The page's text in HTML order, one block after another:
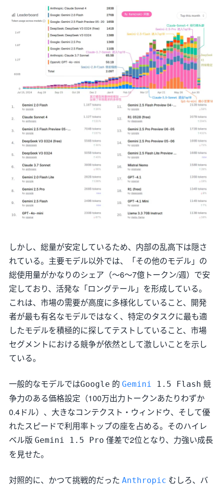
しかし、総量が安定しているため、内部の乱高下は隠さ
れている。主要モデル以外では、「その他のモデル」の
総使用量がかなりのシェア（～6～7億トークン/週）で安
定しており、活発な「ロングテール」を形成している。
これは、市場の需要が高度に多様化していること、開発
者が最も有名なモデルではなく、特定のタスクに最も適
したモデルを積極的に探してテストしていること、市場
セグメントにおける競争が依然として激しいことを示し
ている。
一般的なモデルではGoogle 的 Gemini 1.5 Flash 競
争力のある価格設定（100万出力トークンあたりわずか
0.4ドル）、大きなコンテクスト・ウィンドウ、そして優
れたスピードで利用率トップの座を占める。そのハイレ
ベル版 Gemini 1.5 Pro 僅差で2位となり、力強い成長
を見せた。
対照的に、かつて挑戦的だった Anthropic むしろ、バ